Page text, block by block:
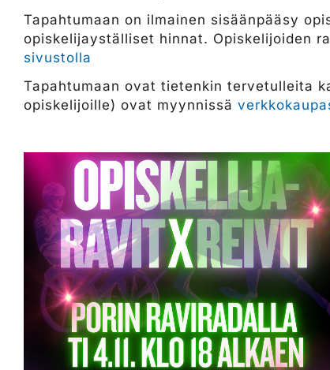
Tapahtumaan on ilmainen sisäänpääsy
opiskelijayställiset hinnat. Opiskelijoiden
sivustolla
Tapahtumaan ovat tietenkin tervetulleita
opiskelijoille) ovat myynnissä